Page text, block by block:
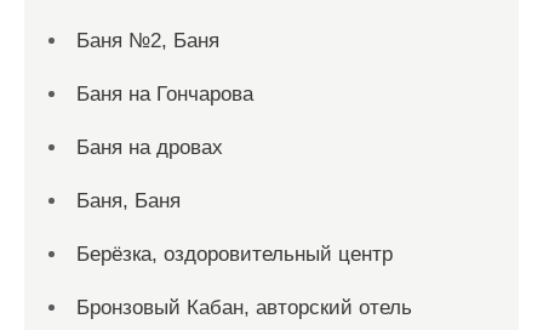
Баня №2, Баня
Баня на Гончарова
Баня на дровах
Баня, Баня
Берёзка, оздоровительный центр
Бронзовый Кабан, авторский отель